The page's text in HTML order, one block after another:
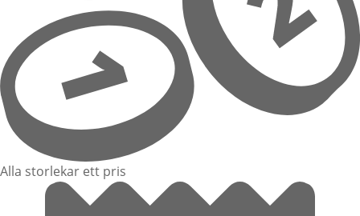
Alla storlekar ett pris